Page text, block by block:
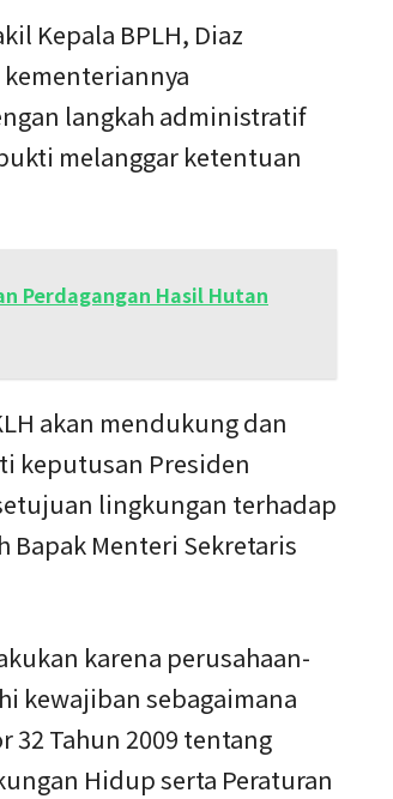
Kepala BPLH, Diaz
langkah administratif
melanggar ketentuan
Perdagangan Hasil Hutan
akan mendukung dan
keputusan Presiden
lingkungan terhadap
Bapak Menteri Sekretaris
karena perusahaan-
kewajiban sebagaimana
Tahun 2009 tentang
Hidup serta Peraturan